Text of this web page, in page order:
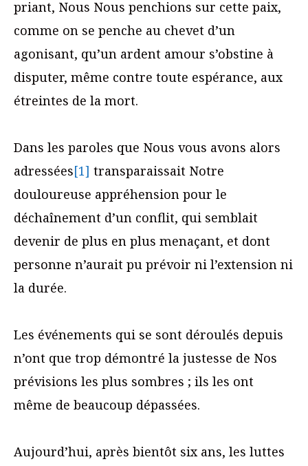
priant, Nous Nous penchions sur cette paix,
comme on se penche au chevet d’un
agonisant, qu’un ardent amour s’obstine à
disputer, même contre toute espérance, aux
étreintes de la mort.
Dans les paroles que Nous vous avons alors
adressées[1] transparaissait Notre
douloureuse appréhension pour le
déchaînement d’un conflit, qui semblait
devenir de plus en plus menaçant, et dont
personne n’aurait pu prévoir ni l’extension ni
la durée.
Les événements qui se sont déroulés depuis
n’ont que trop démontré la justesse de Nos
prévisions les plus sombres ; ils les ont
même de beaucoup dépassées.
Aujourd’hui, après bientôt six ans, les luttes